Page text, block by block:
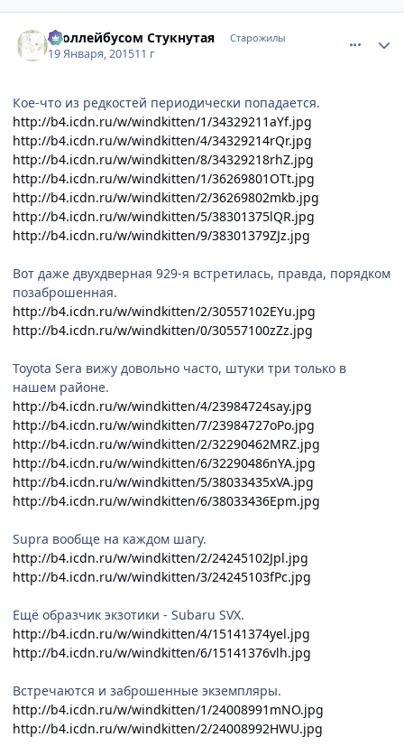
Троллейбусом Стукнутая Старожилы
19 Января, 201511 г
Кое-что из редкостей периодически попадается.
http://b4.icdn.ru/w/windkitten/1/34329211aYf.jpg
http://b4.icdn.ru/w/windkitten/4/34329214rQr.jpg
http://b4.icdn.ru/w/windkitten/8/34329218rhZ.jpg
http://b4.icdn.ru/w/windkitten/1/36269801OTt.jpg
http://b4.icdn.ru/w/windkitten/2/36269802mkb.jpg
http://b4.icdn.ru/w/windkitten/5/38301375lQR.jpg
http://b4.icdn.ru/w/windkitten/9/38301379ZJz.jpg
Вот даже двухдверная 929-я встретилась, правда, порядком
позаброшенная.
http://b4.icdn.ru/w/windkitten/2/30557102EYu.jpg
http://b4.icdn.ru/w/windkitten/0/30557100zZz.jpg
Toyota Sera вижу довольно часто, штуки три только в
нашем районе.
http://b4.icdn.ru/w/windkitten/4/23984724say.jpg
http://b4.icdn.ru/w/windkitten/7/23984727oPo.jpg
http://b4.icdn.ru/w/windkitten/2/32290462MRZ.jpg
http://b4.icdn.ru/w/windkitten/6/32290486nYA.jpg
http://b4.icdn.ru/w/windkitten/5/38033435xVA.jpg
http://b4.icdn.ru/w/windkitten/6/38033436Epm.jpg
Supra вообще на каждом шагу.
http://b4.icdn.ru/w/windkitten/2/24245102Jpl.jpg
http://b4.icdn.ru/w/windkitten/3/24245103fPc.jpg
Ещё образчик экзотики - Subaru SVX.
http://b4.icdn.ru/w/windkitten/4/15141374yel.jpg
http://b4.icdn.ru/w/windkitten/6/15141376vlh.jpg
Встречаются и заброшенные экземпляры.
http://b4.icdn.ru/w/windkitten/1/24008991mNO.jpg
http://b4.icdn.ru/w/windkitten/2/24008992HWU.jpg